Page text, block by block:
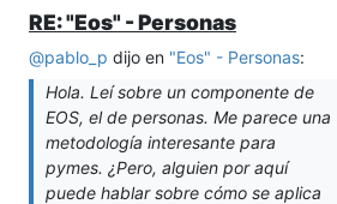
sus beneficios físicos y mentales, crear
experiencias premium y educar al
público.
Con seguridad, cuando cambie la
percepción, cambiará también el precio.
Y quien puede impulsar ese cambio
eres tú.
RE: "Eos" - Personas
@pablo_p dijo en "Eos" - Personas:
Hola. Leí sobre un componente de
EOS, el de personas. Me parece una
metodología interesante para
pymes. ¿Pero, alguien por aquí
puede hablar sobre cómo se aplica